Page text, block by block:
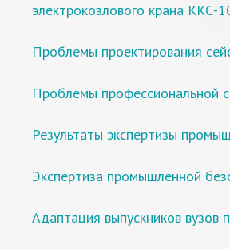
электрокозлового крана ККС-
Проблемы проектирования
Проблемы профессиональной
Результаты экспертизы
Экспертиза промышленной
Адаптация выпускников